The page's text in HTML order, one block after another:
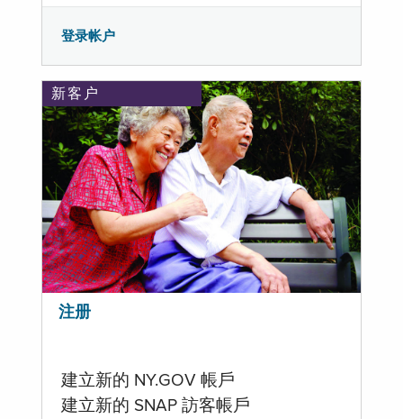
登录帐户
新客户
注册
建立新的 NY.GOV 帳戶
建立新的 SNAP 訪客帳戶